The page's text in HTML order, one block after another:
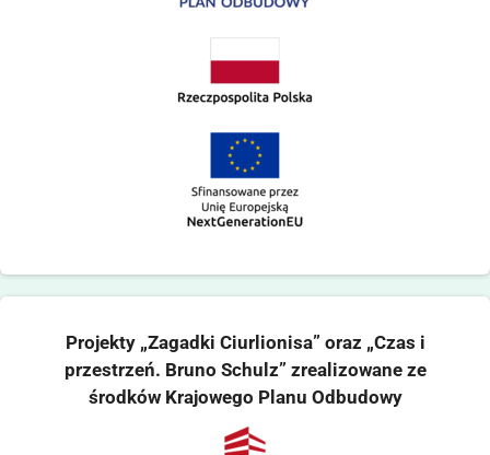
Projekty „Zagadki Ciurlionisa” oraz „Czas i
przestrzeń. Bruno Schulz” zrealizowane ze
środków Krajowego Planu Odbudowy